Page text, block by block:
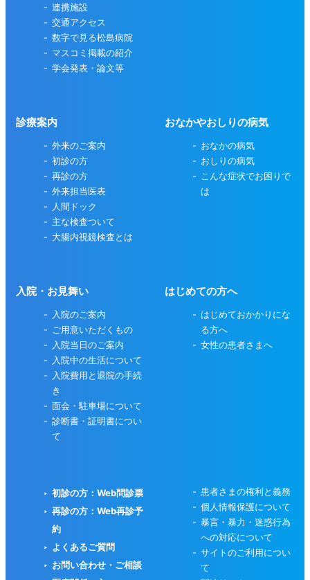
連携施設
交通アクセス
数字で見る松島病院
マスコミ掲載の紹介
学会発表・論文等
診療案内
外来のご案内
初診の方
再診の方
外来担当医表
人間ドック
主な検査ついて
大腸内視鏡検査とは
おなかやおしりの病気
おなかの病気
おしりの病気
こんな症状でお困りで
は
入院・お見舞い
入院のご案内
ご用意いただくもの
入院当日のご案内
入院中の生活について
入院費用と退院の手続
き
面会・駐車場について
診断書・証明書につい
て
はじめての方へ
はじめておかかりにな
る方へ
女性の患者さまへ
初診の方：Web問診票
再診の方：Web再診予
約
よくあるご質問
お問い合わせ・ご相談
患者さまの権利と義務
個人情報保護について
暴言・暴力・迷惑行為
への対応について
サイトのご利用につい
て